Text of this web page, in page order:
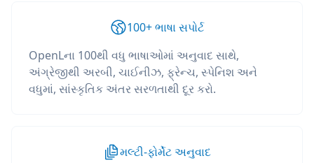
100+ ભાષા સપોર્ટ
OpenLના 100થી વધુ ભાષાઓમાં અનુવાદ સાથે,
અંગ્રેજીથી અરબી, ચાઈનીઝ, ફ્રેન્ચ, સ્પેનિશ અને
વધુમાં, સાંસ્કૃતિક અંતર સરળતાથી દૂર કરો.
મલ્ટી-ફોર્મેટ અનુવાદ